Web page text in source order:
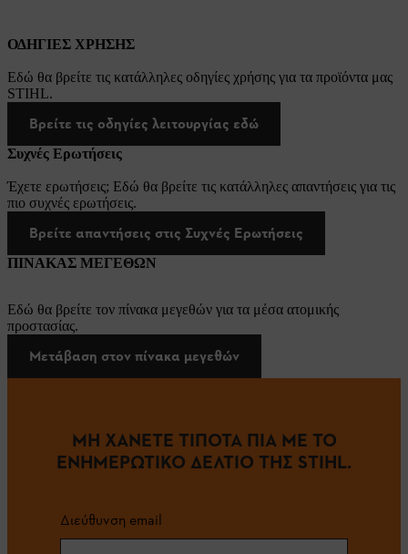
ΟΔΗΓΙΕΣ ΧΡΗΣΗΣ
Εδώ θα βρείτε τις κατάλληλες οδηγίες χρήσης για τα προϊόντα μας
STIHL.
Βρείτε τις οδηγίες λειτουργίας εδώ
Συχνές Ερωτήσεις
Έχετε ερωτήσεις; Εδώ θα βρείτε τις κατάλληλες απαντήσεις για τις
πιο συχνές ερωτήσεις.
Βρείτε απαντήσεις στις Συχνές Ερωτήσεις
ΠΙΝΑΚΑΣ ΜΕΓΕΘΩΝ
Εδώ θα βρείτε τον πίνακα μεγεθών για τα μέσα ατομικής
προστασίας.
Μετάβαση στον πίνακα μεγεθών
ΜΗ ΧΑΝΕΤΕ ΤΙΠΟΤΑ ΠΙΑ ΜΕ ΤΟ
ΕΝΗΜΕΡΩΤΙΚΟ ΔΕΛΤΙΟ ΤΗΣ STIHL.
Διεύθυνση email